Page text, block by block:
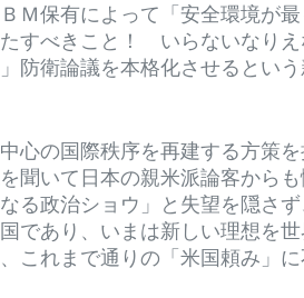
Ｍ保有によって「安全環境が
すべきこと！ いらないなり
防衛論議を本格化させるとい
心の国際秩序を再建する方策
聞いて日本の親米派論客から
る政治ショウ」と失望を隠さ
であり、いまは新しい理想を
これまで通りの「米国頼み」